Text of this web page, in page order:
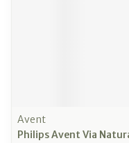
Avent
Philips Avent Via